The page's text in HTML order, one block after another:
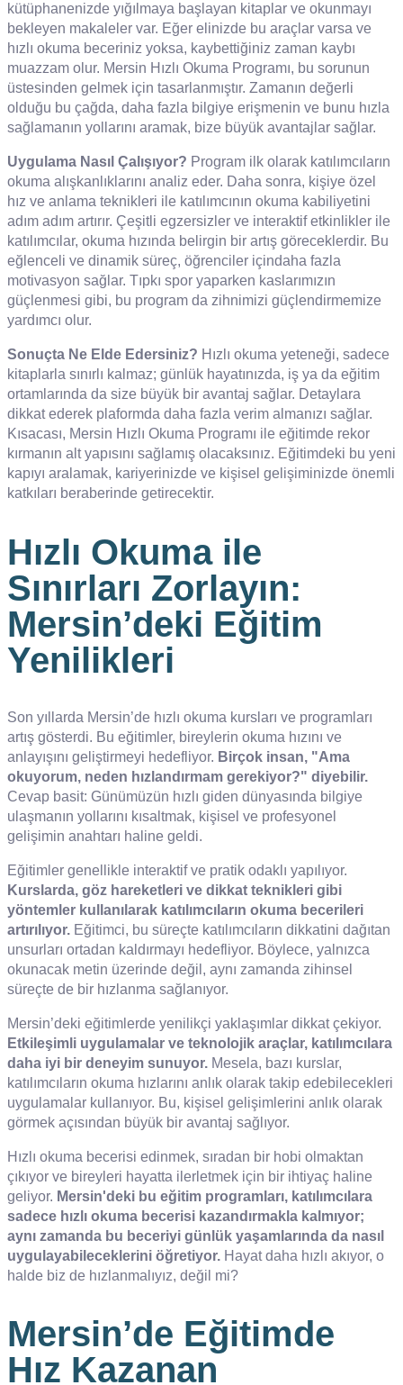
kütüphanenizde yığılmaya başlayan kitaplar ve okunmayı
bekleyen makaleler var. Eğer elinizde bu araçlar varsa ve
hızlı okuma beceriniz yoksa, kaybettiğiniz zaman kaybı
muazzam olur. Mersin Hızlı Okuma Programı, bu sorunun
üstesinden gelmek için tasarlanmıştır. Zamanın değerli
olduğu bu çağda, daha fazla bilgiye erişmenin ve bunu hızla
sağlamanın yollarını aramak, bize büyük avantajlar sağlar.
Uygulama Nasıl Çalışıyor? Program ilk olarak katılımcıların
okuma alışkanlıklarını analiz eder. Daha sonra, kişiye özel
hız ve anlama teknikleri ile katılımcının okuma kabiliyetini
adım adım artırır. Çeşitli egzersizler ve interaktif etkinlikler ile
katılımcılar, okuma hızında belirgin bir artış göreceklerdir. Bu
eğlenceli ve dinamik süreç, öğrenciler içindaha fazla
motivasyon sağlar. Tıpkı spor yaparken kaslarımızın
güçlenmesi gibi, bu program da zihnimizi güçlendirmemize
yardımcı olur.
Sonuçta Ne Elde Edersiniz? Hızlı okuma yeteneği, sadece
kitaplarla sınırlı kalmaz; günlük hayatınızda, iş ya da eğitim
ortamlarında da size büyük bir avantaj sağlar. Detaylara
dikkat ederek plaformda daha fazla verim almanızı sağlar.
Kısacası, Mersin Hızlı Okuma Programı ile eğitimde rekor
kırmanın alt yapısını sağlamış olacaksınız. Eğitimdeki bu yeni
kapıyı aralamak, kariyerinizde ve kişisel gelişiminizde önemli
katkıları beraberinde getirecektir.
Hızlı Okuma ile
Sınırları Zorlayın:
Mersin’deki Eğitim
Yenilikleri
Son yıllarda Mersin’de hızlı okuma kursları ve programları
artış gösterdi. Bu eğitimler, bireylerin okuma hızını ve
anlayışını geliştirmeyi hedefliyor. Birçok insan, "Ama
okuyorum, neden hızlandırmam gerekiyor?" diyebilir.
Cevap basit: Günümüzün hızlı giden dünyasında bilgiye
ulaşmanın yollarını kısaltmak, kişisel ve profesyonel
gelişimin anahtarı haline geldi.
Eğitimler genellikle interaktif ve pratik odaklı yapılıyor.
Kurslarda, göz hareketleri ve dikkat teknikleri gibi
yöntemler kullanılarak katılımcıların okuma becerileri
artırılıyor. Eğitimci, bu süreçte katılımcıların dikkatini dağıtan
unsurları ortadan kaldırmayı hedefliyor. Böylece, yalnızca
okunacak metin üzerinde değil, aynı zamanda zihinsel
süreçte de bir hızlanma sağlanıyor.
Mersin’deki eğitimlerde yenilikçi yaklaşımlar dikkat çekiyor.
Etkileşimli uygulamalar ve teknolojik araçlar, katılımcılara
daha iyi bir deneyim sunuyor. Mesela, bazı kurslar,
katılımcıların okuma hızlarını anlık olarak takip edebilecekleri
uygulamalar kullanıyor. Bu, kişisel gelişimlerini anlık olarak
görmek açısından büyük bir avantaj sağlıyor.
Hızlı okuma becerisi edinmek, sıradan bir hobi olmaktan
çıkıyor ve bireyleri hayatta ilerletmek için bir ihtiyaç haline
geliyor. Mersin'deki bu eğitim programları, katılımcılara
sadece hızlı okuma becerisi kazandırmakla kalmıyor;
aynı zamanda bu beceriyi günlük yaşamlarında da nasıl
uygulayabileceklerini öğretiyor. Hayat daha hızlı akıyor, o
halde biz de hızlanmalıyız, değil mi?
Mersin’de Eğitimde
Hız Kazanan